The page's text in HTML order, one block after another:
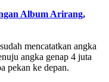
Album Arirang,
mencatatkan angka
angka genap 4 juta
pekan ke depan.